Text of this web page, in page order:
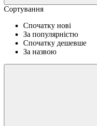
Сортування
Спочатку нові
За популярністю
Спочатку дешевше
За назвою